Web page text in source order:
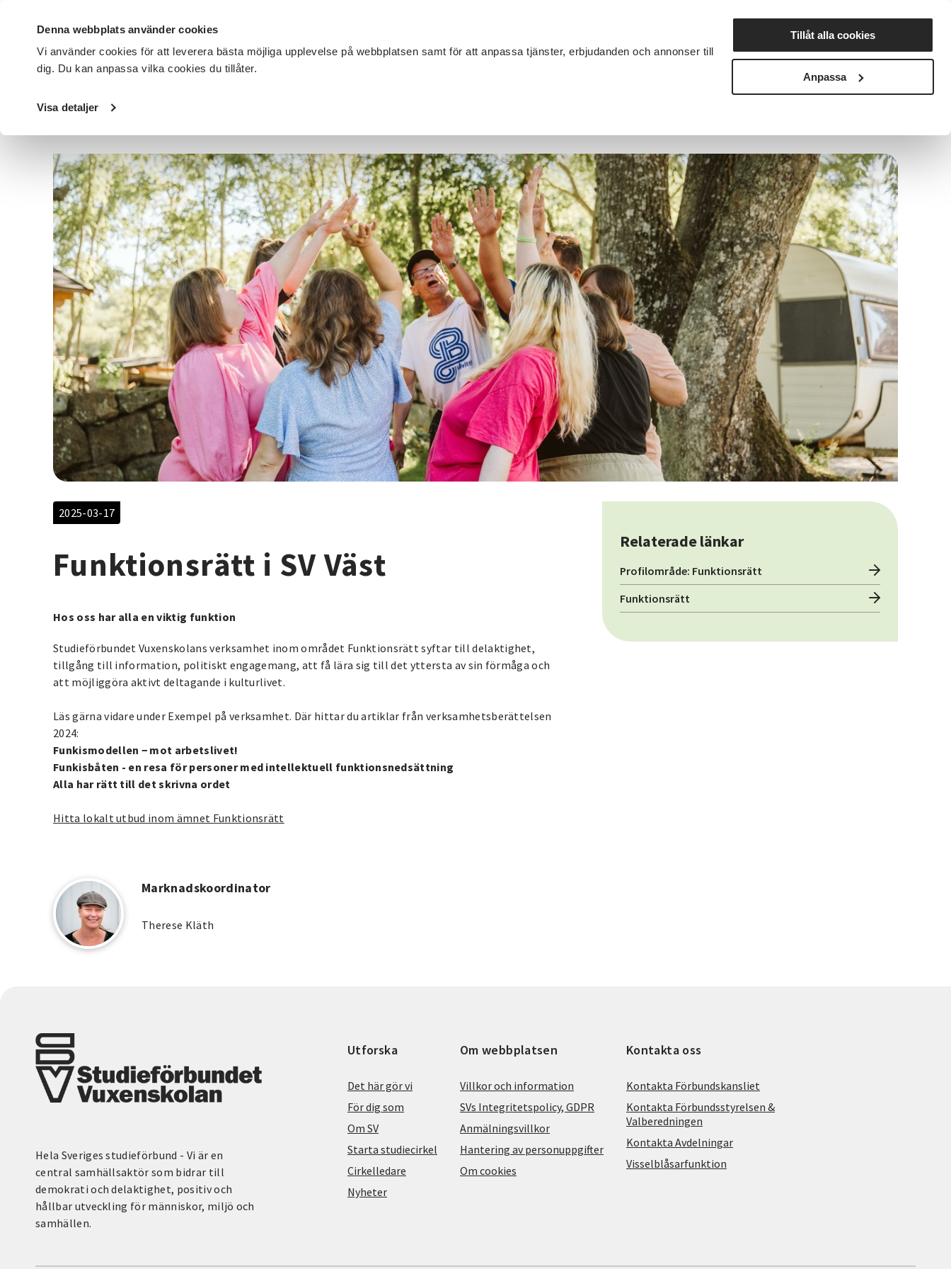
Denna webbplats använder cookies
Vi använder cookies för att leverera bästa möjliga upplevelse på webbplatsen samt för att anpassa tjänster, erbjudanden och annonser till
dig. Du kan anpassa vilka cookies du tillåter.
Visa detaljer
Tillåt alla cookies
Anpassa
DET HÄR GÖR VI FÖR DIG SOM SÖK KURSER OCH EVENEMANG Nyheter Avdelningar
Startsida / Avdelningar
2025-03-17
Funktionsrätt i SV Väst
Hos oss har alla en viktig funktion
Studieförbundet Vuxenskolans verksamhet inom området Funktionsrätt syftar till delaktighet,
tillgång till information, politiskt engagemang, att få lära sig till det yttersta av sin förmåga och
att möjliggöra aktivt deltagande i kulturlivet.
Läs gärna vidare under Exempel på verksamhet. Där hittar du artiklar från verksamhetsberättelsen
2024:
Funkismodellen − mot arbetslivet!
Funkisbåten - en resa för personer med intellektuell funktionsnedsättning
Alla har rätt till det skrivna ordet
Hitta lokalt utbud inom ämnet Funktionsrätt
Marknadskoordinator
Therese Kläth
Relaterade länkar
Profilområde: Funktionsrätt
Funktionsrätt
Hela Sveriges studieförbund - Vi är en
central samhällsaktör som bidrar till
demokrati och delaktighet, positiv och
hållbar utveckling för människor, miljö och
samhällen.
Utforska
Det här gör vi
För dig som
Om SV
Starta studiecirkel
Cirkelledare
Nyheter
Om webbplatsen
Villkor och information
SVs Integritetspolicy, GDPR
Anmälningsvillkor
Hantering av personuppgifter
Om cookies
Kontakta oss
Kontakta Förbundskansliet
Kontakta Förbundsstyrelsen &
Valberedningen
Kontakta Avdelningar
Visselblåsarfunktion